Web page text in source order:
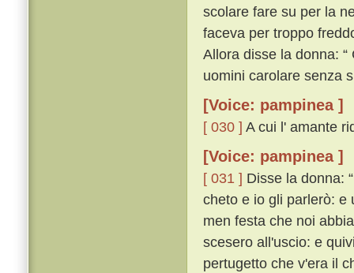
scolare fare su per la
faceva per troppo
Allora disse la donna:
uomini carolare senza
[Voice: pampinea ]
[ 030 ] A cui l' amante
[Voice: pampinea ]
[ 031 ] Disse la donna:
cheto e io gli parlerò: e
men festa che noi
scesero all'uscio: e
pertugetto che v'era il